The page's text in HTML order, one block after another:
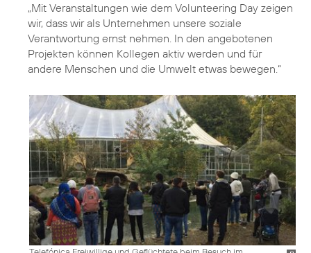
„Mit Veranstaltungen wie dem Volunteering Day zeigen
wir, dass wir als Unternehmen unsere soziale
Verantwortung ernst nehmen. In den angebotenen
Projekten können Kollegen aktiv werden und für
andere Menschen und die Umwelt etwas bewegen.“